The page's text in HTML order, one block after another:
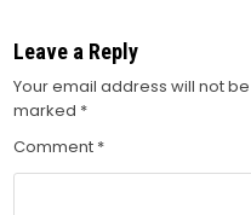
Leave a Reply
Your email address will not
marked *
Comment *